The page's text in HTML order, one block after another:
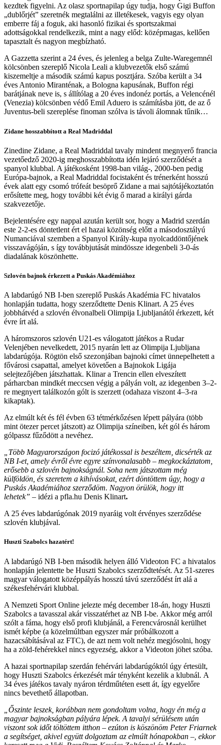
kezdtek figyelni. Az olasz sportnapilap úgy tudja, hogy Gigi Buffon
„dublőrjét” szeretnék megtalálni az illetékesek, vagyis egy olyan
emberre fáj a foguk, aki hasonló fizikai és sportszakmai
adottságokkal rendelkezik, mint a nagy előd: középmagas, kellően
tapasztalt és nagyon megbízható.
A Gazzetta szerint a 24 éves, és jelenleg a belga Zulte-Waregemnél
kölcsönben szereplő Nicola Leali a klubvezetők első számú
kiszemeltje a második számú kapus posztjára. Szóba került a 34
éves Antonio Miranténak, a Bologna kapusának, Buffon régi
barátjának neve is, s állítólag a 20 éves indonéz portás, a Velencénél
(Venezia) kölcsönben védő Emil Aduero is számításba jött, de az ő
Juventus-beli szereplése finoman szólva is távoli álomnak tűnik…
Zidane hosszabbított a Real Madriddal
Zinedine Zidane, a Real Madriddal tavaly mindent megnyerő francia
vezetőedző 2020-ig meghosszabbította idén lejáró szerződését a
spanyol klubbal. A játékosként 1998-ban világ-, 2000-ben pedig
Európa-bajnok, a Real Madriddal focistaként és trénerként hosszú
évek alatt egy csomó trófeát besöprő Zidane a mai sajtótájékoztatón
erősítette meg, hogy további két évig ő marad a királyi gárda
szakvezetője.
Bejelentésére egy nappal azután került sor, hogy a Madrid szerdán
este 2-2-es döntetlent ért el hazai közönség előtt a másodosztályú
Numanciával szemben a Spanyol Király-kupa nyolcaddöntőjének
visszavágóján, s így továbbjutását mindössze idegenbeli 3-0-ás
diadalának köszönhette.
Szlovén bajnok érkezett a Puskás Akadémiához
A labdarúgó NB I-ben szereplő Puskás Akadémia FC hivatalos
honlapján tudatta, hogy szerződtette Denis Klinart. A 25 éves
jobbhátvéd a szlovén élvonalbeli Olimpija Ljubljanától érkezett, két
évre írt alá.
A háromszoros szlovén U21-es válogatott játékos a Rudar
Velenjében nevelkedett, 2015 nyarán lett az Olimpija Ljubljana
labdarúgója. Rögtön első szezonjában bajnoki címet ünnepelhetett a
fővárosi csapattal, amelyet követően a Bajnokok Ligája
selejtezőjében játszhattak. Klinar a Trencin ellen elveszített
párharcban mindkét meccsen végig a pályán volt, az idegenben 3–2-
re megnyert találkozón gólt is szerzett (odahaza viszont 4–3-ra
kikaptak).
Az elmúlt két és fél évben 63 tétmérkőzésen lépett pályára (több
mint ötezer percet játszott) az Olimpija színeiben, két gól és három
gólpassz fűződött a nevéhez.
„Több Magyarországon focizó játékossal is beszéltem, dicsérték az
NB I-et, amely évről évre egyre színvonalasabb – megkockáztatom,
erősebb a szlovén bajnokságnál. Soha nem játszottam még
külföldön, és szeretem a kihívásokat, ezért döntöttem úgy, hogy a
Puskás Akadémiához szerződöm. Nagyon örülök, hogy itt
lehetek” – idézi a pfla.hu Denis Klinart.
A 25 éves labdarúgónak 2019 nyaráig volt érvényes szerződése
szlovén klubjával.
Huszti Szabolcs hazatért!
A labdarúgó NB I-ben második helyen álló Videoton FC a hivatalos
honlapján jelentette be Huszti Szabolcs szerződtetését. Az 51-szeres
magyar válogatott középpályás hosszú távú szerződést írt alá a
székesfehérvári klubbal.
A Nemzeti Sport Online jelezte még december 18-án, hogy Huszti
Szabolcs a tavasszal akár visszatérhet az NB I-be. Akkor még arról
szólt a fáma, hogy első profi klubjánál, a Ferencvárosnál kerülhet
ismét képbe (a közelmúltban egyszer már próbálkozott a
hazacsábításával az FTC), de azt nem volt nehéz megjósolni, hogy
ha a zöld-fehérekkel nincs egyezség, akkor a Videoton jöhet szóba.
A hazai sportnapilap szerdán fehérvári labdarúgóktól úgy értesült,
hogy Huszti Szabolcs érkezését már tényként kezelik a klubnál. A
34 éves játékos tavaly nyáron térdműtéten esett át, így egyelőre
nincs bevethető állapotban.
„Őszinte leszek, korábban nem gondoltam volna, hogy én még a
magyar bajnokságban pályára lépek. A tavalyi sérülésem után
viszont sok időt töltöttem itthon – ezúton is köszönöm Peter Friarnek
a segítséget, akivel együtt dolgoztam az elmúlt hónapokban –, ekkor